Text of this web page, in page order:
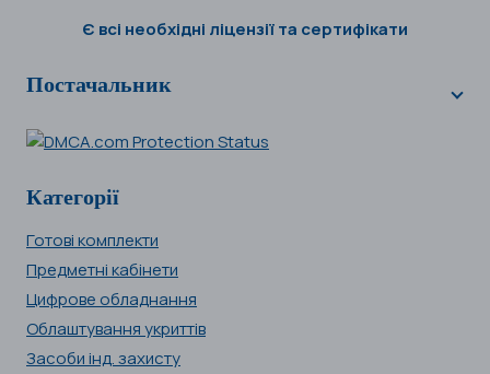
Є всі необхідні ліцензії та сертифікати
Постачальник
Категорії
Готові комплекти
Предметні кабінети
Цифрове обладнання
Облаштування укриттів
Засоби інд. захисту